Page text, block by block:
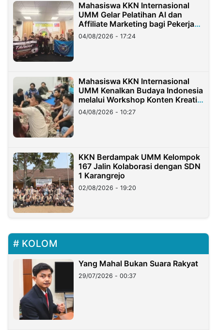
Mahasiswa KKN Internasional
UMM Gelar Pelatihan AI dan
Affiliate Marketing bagi Pekerja
Migran Indonesia di Taiwan
04/08/2026 - 17:24
Mahasiswa KKN Internasional
UMM Kenalkan Budaya Indonesia
melalui Workshop Konten Kreatif
di Taiwan
04/08/2026 - 10:27
KKN Berdampak UMM Kelompok
167 Jalin Kolaborasi dengan SDN
1 Karangrejo
02/08/2026 - 19:20
KOLOM
Yang Mahal Bukan Suara Rakyat
29/07/2026 - 00:37